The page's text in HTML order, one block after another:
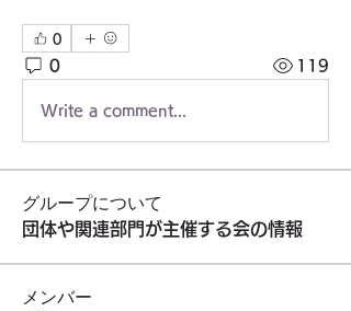
0
0 119
Write a comment...
グループについて
団体や関連部門が主催する会の情報
メンバー